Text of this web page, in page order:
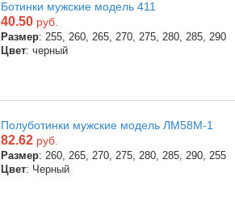
Ботинки мужские модель 411
40.50 руб.
Размер: 255, 260, 265, 270, 275, 280, 285, 290
Цвет: черный
Полуботинки мужские модель ЛМ58М-1
82.62 руб.
Размер: 260, 265, 270, 275, 280, 285, 290, 255
Цвет: Черный